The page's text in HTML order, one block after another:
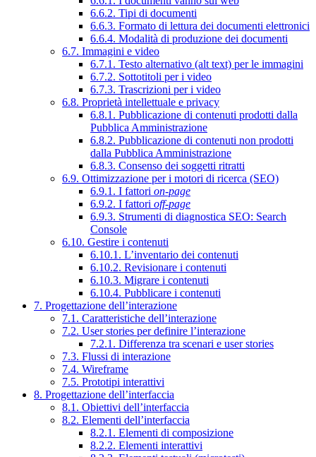
6.6.2. Tipi di documenti
6.6.3. Formato di lettura dei documenti elettronici
6.6.4. Modalità di produzione dei documenti
6.7. Immagini e video
6.7.1. Testo alternativo (alt text) per le immagini
6.7.2. Sottotitoli per i video
6.7.3. Trascrizioni per i video
6.8. Proprietà intellettuale e privacy
6.8.1. Pubblicazione di contenuti prodotti dalla
Pubblica Amministrazione
6.8.2. Pubblicazione di contenuti non prodotti
dalla Pubblica Amministrazione
6.8.3. Consenso dei soggetti ritratti
6.9. Ottimizzazione per i motori di ricerca (SEO)
6.9.1. I fattori on-page
6.9.2. I fattori off-page
6.9.3. Strumenti di diagnostica SEO: Search
Console
6.10. Gestire i contenuti
6.10.1. L’inventario dei contenuti
6.10.2. Revisionare i contenuti
6.10.3. Migrare i contenuti
6.10.4. Pubblicare i contenuti
7. Progettazione dell’interazione
7.1. Caratteristiche dell’interazione
7.2. User stories per definire l’interazione
7.2.1. Differenza tra scenari e user stories
7.3. Flussi di interazione
7.4. Wireframe
7.5. Prototipi interattivi
8. Progettazione dell’interfaccia
8.1. Obiettivi dell’interfaccia
8.2. Elementi dell’interfaccia
8.2.1. Elementi di composizione
8.2.2. Elementi interattivi